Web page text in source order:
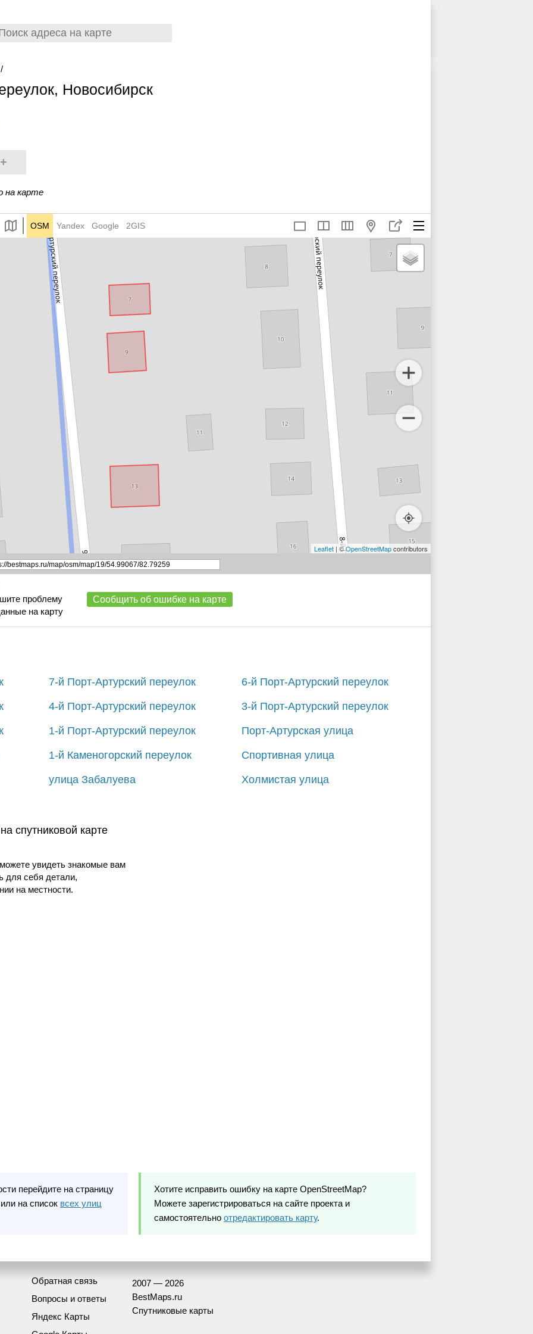
/
Новосибирск
+
на карте
OSM Yandex Google 2GIS
Leaflet | ©OpenStreetMapcontributors
проблему
на карту
Сообщить об ошибке на карте
7-й Порт-Артурский переулок 6-й Порт-Артурский переулок
4-й Порт-Артурский переулок 3-й Порт-Артурский переулок
1-й Порт-Артурский переулок Порт-Артурская улица
1-й Каменогорский переулок Спортивная улица
улица Забалуева Холмистая улица
спутниковой карте
увидеть знакомые вам
для себя детали,
на местности.
перейдите на страницу
или на список всех улиц
Хотите исправить ошибку на карте OpenStreetMap?
Можете зарегистрироваться на сайте проекта и
самостоятельно отредактировать карту.
Обратная связь
Вопросы и ответы
Яндекс Карты
2007 — 2026
BestMaps.ru
Спутниковые карты